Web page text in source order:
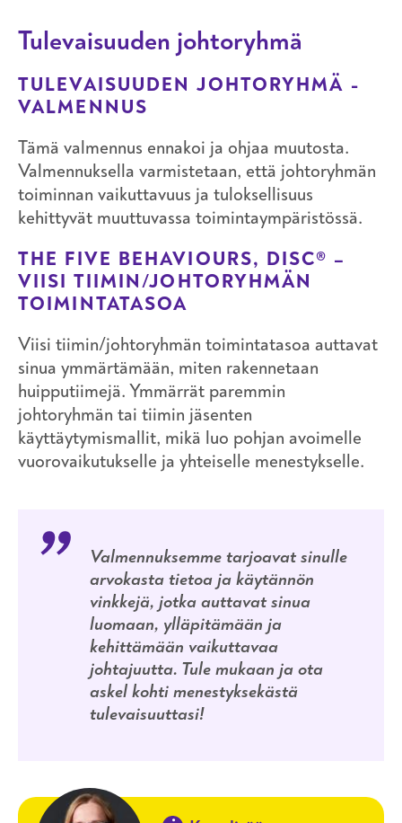
Tulevaisuuden johtoryhmä
TULEVAISUUDEN JOHTORYHMÄ -
VALMENNUS
Tämä valmennus ennakoi ja ohjaa muutosta.
Valmennuksella varmistetaan, että johtoryhmän
toiminnan vaikuttavuus ja tuloksellisuus
kehittyvät muuttuvassa toimintaympäristössä.
THE FIVE BEHAVIOURS, DISC® –
VIISI TIIMIN/JOHTORYHMÄN
TOIMINTATASOA
Viisi tiimin/johtoryhmän toimintatasoa auttavat
sinua ymmärtämään, miten rakennetaan
huipputiimejä. Ymmärrät paremmin
johtoryhmän tai tiimin jäsenten
käyttäytymismallit, mikä luo pohjan avoimelle
vuorovaikutukselle ja yhteiselle menestykselle.
Valmennuksemme tarjoavat sinulle
arvokasta tietoa ja käytännön
vinkkejä, jotka auttavat sinua
luomaan, ylläpitämään ja
kehittämään vaikuttavaa
johtajuutta. Tule mukaan ja ota
askel kohti menestyksekästä
tulevaisuuttasi!